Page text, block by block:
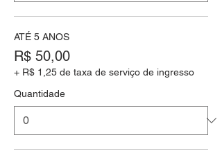
ATÉ 5 ANOS
R$ 50,00
+ R$ 1,25 de taxa de serviço de ingresso
Quantidade